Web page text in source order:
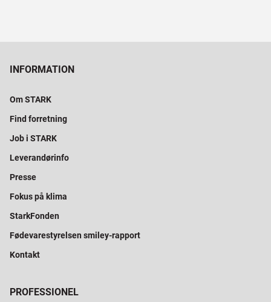
INFORMATION
Om STARK
Find forretning
Job i STARK
Leverandørinfo
Presse
Fokus på klima
StarkFonden
Fødevarestyrelsen smiley-rapport
Kontakt
PROFESSIONEL